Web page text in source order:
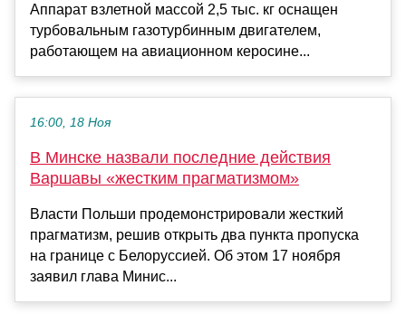
Аппарат взлетной массой 2,5 тыс. кг оснащен
турбовальным газотурбинным двигателем,
работающем на авиационном керосине...
16:00, 18 Ноя
В Минске назвали последние действия
Варшавы «жестким прагматизмом»
Власти Польши продемонстрировали жесткий
прагматизм, решив открыть два пункта пропуска
на границе с Белоруссией. Об этом 17 ноября
заявил глава Минис...